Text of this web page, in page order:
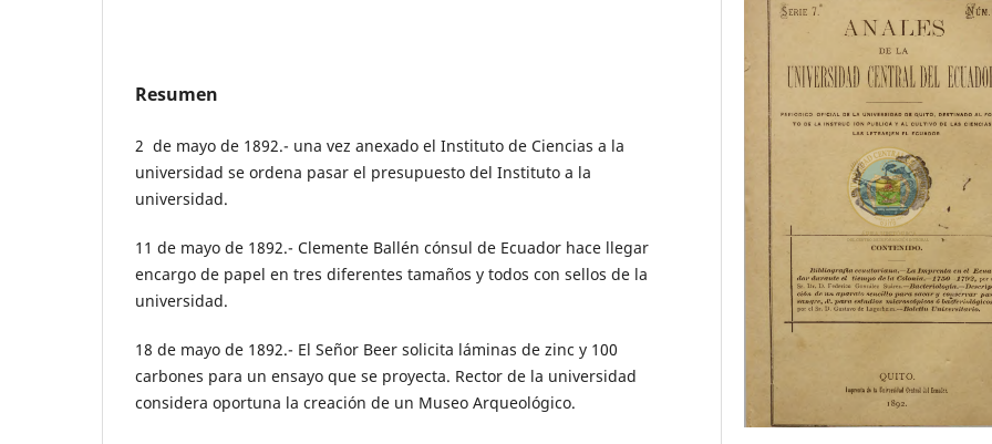
Resumen
2 de mayo de 1892.- una vez anexado el Instituto de Ciencias a la
universidad se ordena pasar el presupuesto del Instituto a la
universidad.
11 de mayo de 1892.- Clemente Ballén cónsul de Ecuador hace llegar
encargo de papel en tres diferentes tamaños y todos con sellos de la
universidad.
18 de mayo de 1892.- El Señor Beer solicita láminas de zinc y 100
carbones para un ensayo que se proyecta. Rector de la universidad
considera oportuna la creación de un Museo Arqueológico.